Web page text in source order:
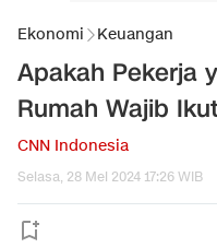
Ekonomi Keuangan
Apakah Pekerja
Rumah Wajib
CNN Indonesia
Selasa, 28 Mei 2024 17:26 WIB